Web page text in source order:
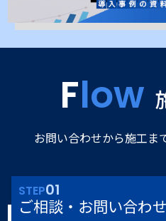
Flow
お問い合わせから施工ま
STEP01
ご相談・お問い合わせ